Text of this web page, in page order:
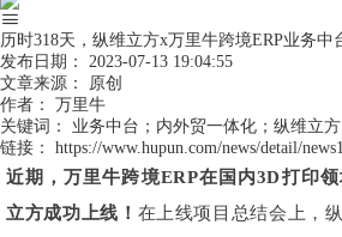
历时318天，纵维立方x万里牛跨境ERP业务中
发布日期：
2023-07-13 19:04:55
文章来源：
原创
作者：
万里牛
关键词：
业务中台；内外贸一体化；纵维立方
链接：
https://www.hupun.com/news/detail/
近期，万里牛跨境ERP在国内3D打印
立方成功上线！ 在上线项目总结会上，